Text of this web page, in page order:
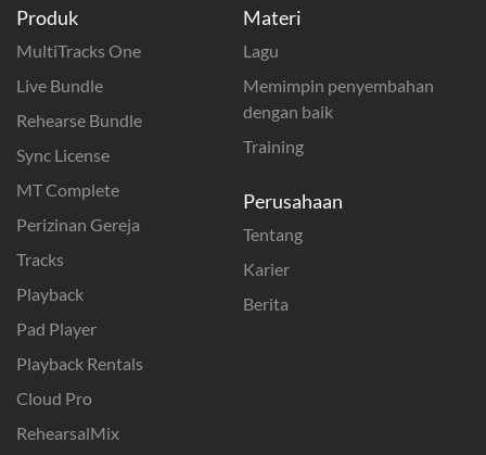
Produk
MultiTracks One
Live Bundle
Rehearse Bundle
Sync License
MT Complete
Perizinan Gereja
Tracks
Playback
Pad Player
Playback Rentals
Cloud Pro
RehearsalMix
Materi
Lagu
Memimpin penyembahan
dengan baik
Training
Perusahaan
Tentang
Karier
Berita